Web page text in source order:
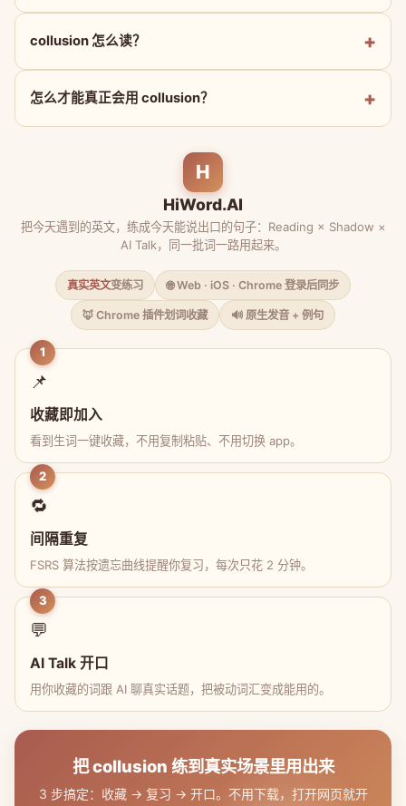
collusion 怎么读？
怎么才能真正会用 collusion？
H
HiWord.AI
把今天遇到的英文，练成今天能说出口的句子：Reading × Shadow ×
AI Talk，同一批词一路用起来。
真实英文变练习 🌐 Web · iOS · Chrome 登录后同步
🦊 Chrome 插件划词收藏 🔊 原生发音 + 例句
1
📌
收藏即加入
看到生词一键收藏，不用复制粘贴、不用切换 app。
2
🔁
间隔重复
FSRS 算法按遗忘曲线提醒你复习，每次只花 2 分钟。
3
💬
AI Talk 开口
用你收藏的词跟 AI 聊真实话题，把被动词汇变成能用的。
把 collusion 练到真实场景里用出来
3 步搞定：收藏 → 复习 → 开口。不用下载，打开网页就开